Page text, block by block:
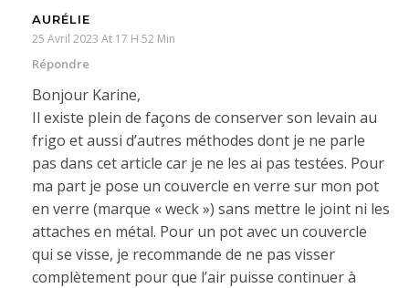
AURÉLIE
25 Avril 2023 At 17 H 52 Min
Répondre
Bonjour Karine,
Il existe plein de façons de conserver son levain au
frigo et aussi d’autres méthodes dont je ne parle
pas dans cet article car je ne les ai pas testées. Pour
ma part je pose un couvercle en verre sur mon pot
en verre (marque « weck ») sans mettre le joint ni les
attaches en métal. Pour un pot avec un couvercle
qui se visse, je recommande de ne pas visser
complètement pour que l’air puisse continuer à